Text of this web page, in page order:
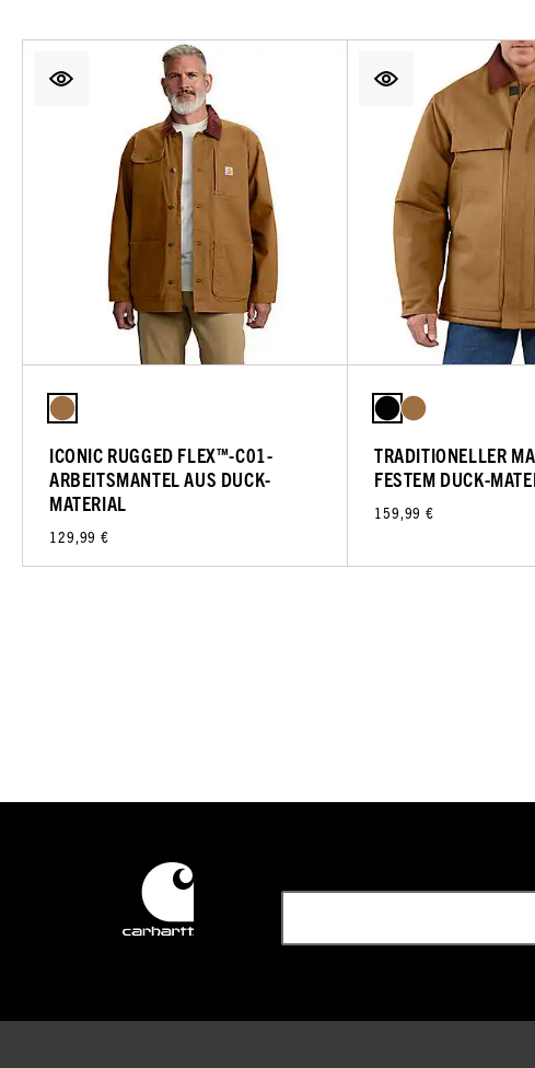
ICONIC RUGGED FLEX™-C01-
ARBEITSMANTEL AUS DUCK-
MATERIAL
129,99 €
TRADITIONELLER
FESTEM DUCK-
159,99 €